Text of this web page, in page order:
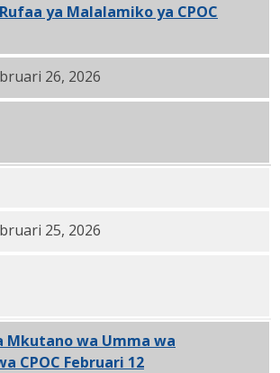
ya Malalamiko ya CPOC
26, 2026
wa Umma wa Makamishna
25, 2026
Mkutano wa Umma wa
CPOC Februari 12, 2026 PDF